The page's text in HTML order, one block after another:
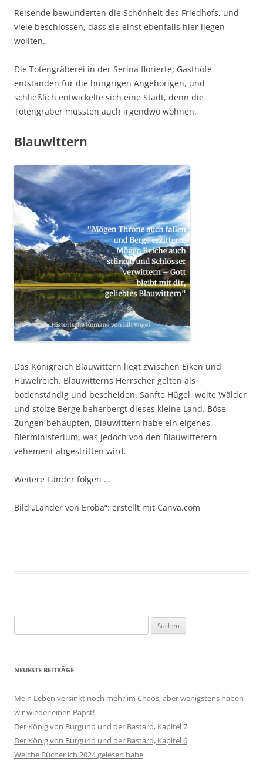
Reisende bewunderten die Schönheit des Friedhofs, und
viele beschlossen, dass sie einst ebenfalls hier liegen
wollten.
Die Totengräberei in der Serina florierte; Gasthöfe
entstanden für die hungrigen Angehörigen, und
schließlich entwickelte sich eine Stadt, denn die
Totengräber mussten auch irgendwo wohnen.
Blauwittern
Das Königreich Blauwittern liegt zwischen Eiken und
Huwelreich. Blauwitterns Herrscher gelten als
bodenständig und bescheiden. Sanfte Hügel, weite Wälder
und stolze Berge beherbergt dieses kleine Land. Böse
Zungen behaupten, Blauwittern habe ein eigenes
Bierministerium, was jedoch von den Blauwitterern
vehement abgestritten wird.
Weitere Länder folgen …
Bild „Länder von Eroba“: erstellt mit Canva.com
nach:
NEUESTE BEITRÄGE
Mein Leben versinkt noch mehr im Chaos, aber wenigstens haben
wir wieder einen Papst!
Der König von Burgund und der Bastard, Kapitel 7
Der König von Burgund und der Bastard, Kapitel 6
Welche Bücher ich 2024 gelesen habe